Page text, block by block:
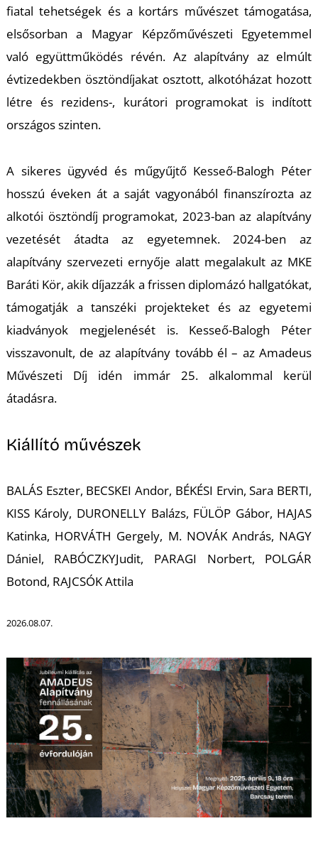
fiatal tehetségek és a kortárs művészet támogatása,
elsősorban a Magyar Képzőművészeti Egyetemmel
való együttműködés révén. Az alapítvány az elmúlt
évtizedekben ösztöndíjakat osztott, alkotóházat hozott
létre és rezidens-, kurátori programokat is indított
országos szinten.
A sikeres ügyvéd és műgyűjtő Kesseő-Balogh Péter
hosszú éveken át a saját vagyonából finanszírozta az
alkotói ösztöndíj programokat, 2023-ban az alapítvány
vezetését átadta az egyetemnek. 2024-ben az
alapítvány szervezeti ernyője alatt megalakult az MKE
Baráti Kör, akik díjazzák a frissen diplomázó hallgatókat,
támogatják a tanszéki projekteket és az egyetemi
kiadványok megjelenését is. Kesseő-Balogh Péter
visszavonult, de az alapítvány tovább él – az Amadeus
Művészeti Díj idén immár 25. alkalommal kerül
átadásra.
Kiállító művészek
BALÁS Eszter, BECSKEI Andor, BÉKÉSI Ervin, Sara BERTI,
KISS Károly, DURONELLY Balázs, FÜLÖP Gábor, HAJAS
Katinka, HORVÁTH Gergely, M. NOVÁK András, NAGY
Dániel, RABÓCZKYJudit, PARAGI Norbert, POLGÁR
Botond, RAJCSÓK Attila
2026.08.07.